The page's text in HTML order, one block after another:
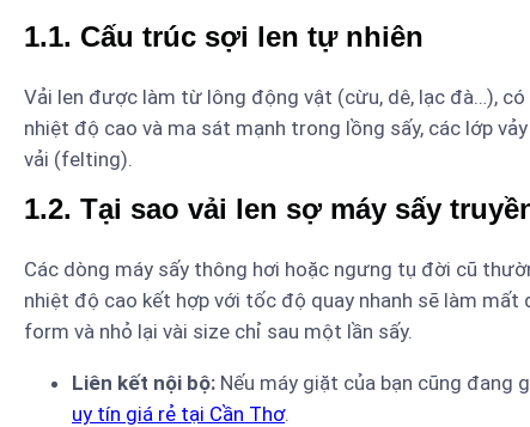
1.1. Cấu trúc sợi len tự nhiên
Vải len được làm từ lông động vật (cừu, dê, lạc đà…),
nhiệt độ cao và ma sát mạnh trong lồng sấy, các lớp
vải (felting).
1.2. Tại sao vải len sợ máy sấy
Các dòng máy sấy thông hơi hoặc ngưng tụ đời cũ
nhiệt độ cao kết hợp với tốc độ quay nhanh sẽ làm
form và nhỏ lại vài size chỉ sau một lần sấy.
Liên kết nội bộ: Nếu máy giặt của bạn cũng đang
uy tín giá rẻ tại Cần Thơ.